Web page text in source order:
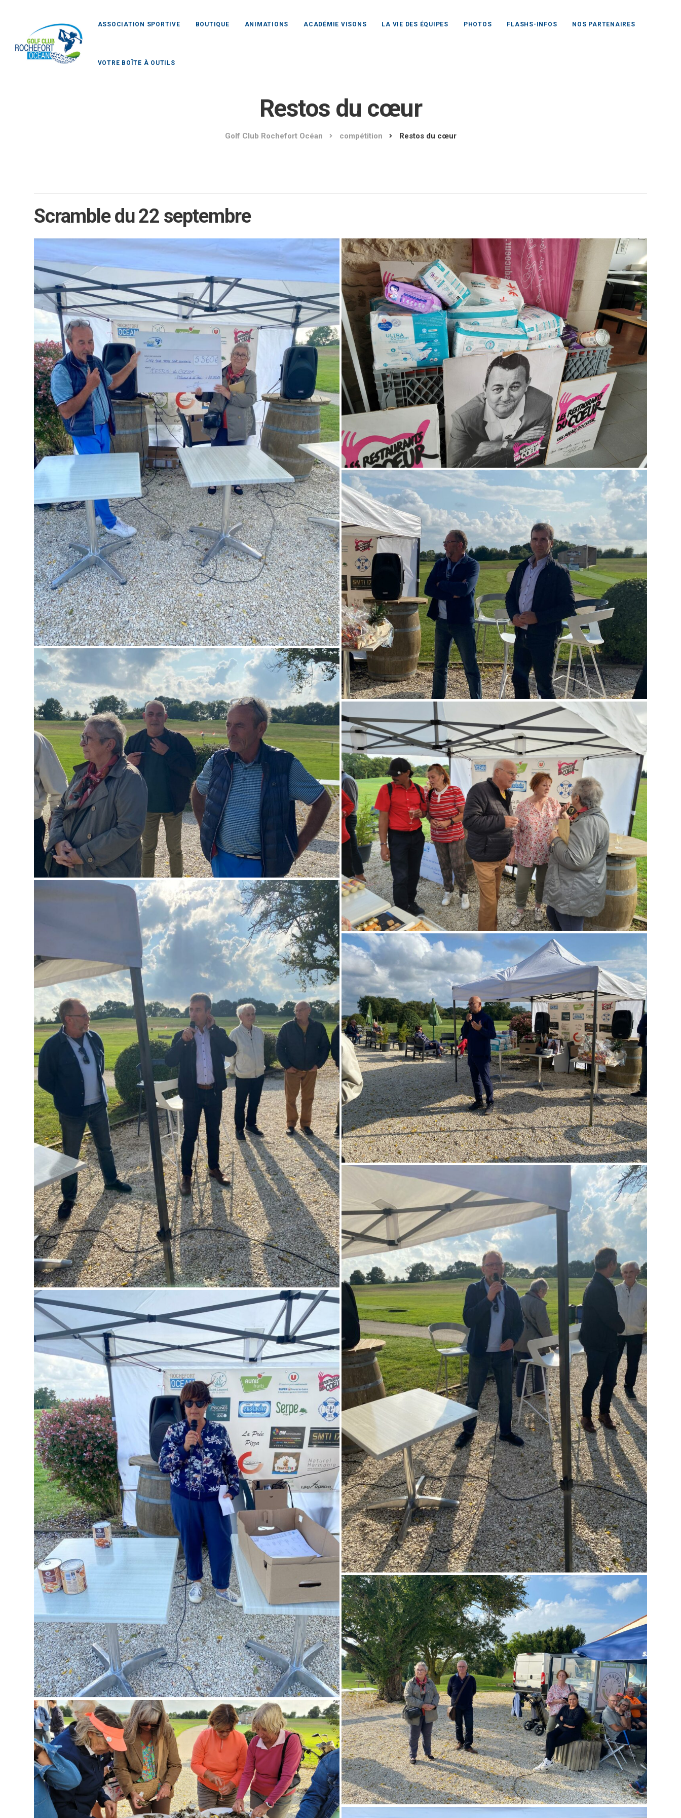
ASSOCIATION SPORTIVE BOUTIQUE ANIMATIONS ACADÉMIE VISONS LA VIE DES ÉQUIPES PHOTOS FLASHS-INFOS NOS PARTENAIRES
VOTRE BOÎTE À OUTILS
Restos du cœur
Golf Club Rochefort Océan compétition Restos du cœur
Scramble du 22 septembre